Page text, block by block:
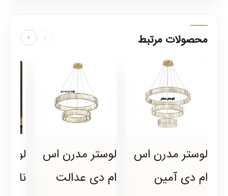
محصولات مرتبط ‹
›
لوستر مدرن اس
ام دی آمین
لوستر مدرن اس
ام دی عدالت